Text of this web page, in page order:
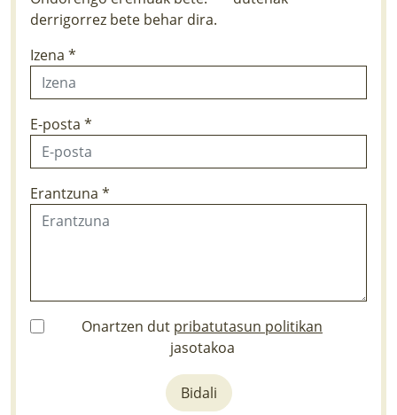
derrigorrez bete behar dira.
Izena *
E-posta *
Erantzuna *
Onartzen dut pribatutasun politikan
jasotakoa
Bidali